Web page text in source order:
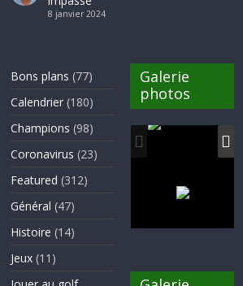
8 janvier 2024
Bons plans (77)
Calendrier (180)
Champions (98)
Coronavirus (23)
Featured (312)
Général (47)
Histoire (14)
Jeux (11)
Galerie
photos